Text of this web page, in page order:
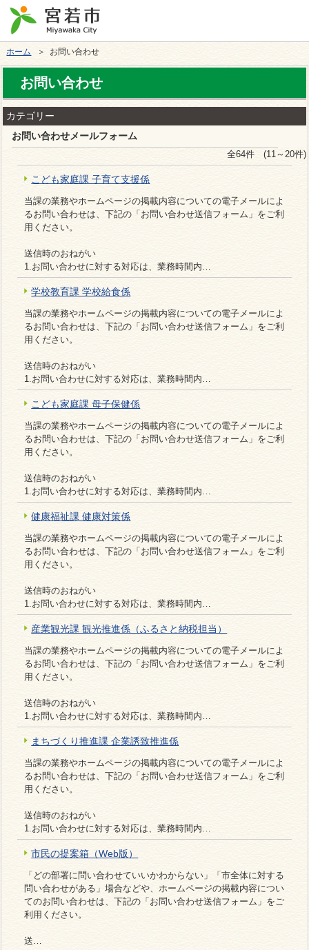
ホーム ＞ お問い合わせ
お問い合わせ
カテゴリー
お問い合わせメールフォーム
全64件 (11～20件)
こども家庭課 子育て支援係
当課の業務やホームページの掲載内容についての電子メールによ
るお問い合わせは、下記の「お問い合わせ送信フォーム」をご利
用ください。
送信時のおねがい
1.お問い合わせに対する対応は、業務時間内…
学校教育課 学校給食係
当課の業務やホームページの掲載内容についての電子メールによ
るお問い合わせは、下記の「お問い合わせ送信フォーム」をご利
用ください。
送信時のおねがい
1.お問い合わせに対する対応は、業務時間内…
こども家庭課 母子保健係
当課の業務やホームページの掲載内容についての電子メールによ
るお問い合わせは、下記の「お問い合わせ送信フォーム」をご利
用ください。
送信時のおねがい
1.お問い合わせに対する対応は、業務時間内…
健康福祉課 健康対策係
当課の業務やホームページの掲載内容についての電子メールによ
るお問い合わせは、下記の「お問い合わせ送信フォーム」をご利
用ください。
送信時のおねがい
1.お問い合わせに対する対応は、業務時間内…
産業観光課 観光推進係（ふるさと納税担当）
当課の業務やホームページの掲載内容についての電子メールによ
るお問い合わせは、下記の「お問い合わせ送信フォーム」をご利
用ください。
送信時のおねがい
1.お問い合わせに対する対応は、業務時間内…
まちづくり推進課 企業誘致推進係
当課の業務やホームページの掲載内容についての電子メールによ
るお問い合わせは、下記の「お問い合わせ送信フォーム」をご利
用ください。
送信時のおねがい
1.お問い合わせに対する対応は、業務時間内…
市民の提案箱（Web版）
「どの部署に問い合わせていいかわからない」「市全体に対する
問い合わせがある」場合などや、ホームページの掲載内容につい
てのお問い合わせは、下記の「お問い合わせ送信フォーム」をご
利用ください。
送…